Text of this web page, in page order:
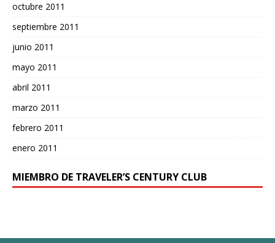
octubre 2011
septiembre 2011
junio 2011
mayo 2011
abril 2011
marzo 2011
febrero 2011
enero 2011
MIEMBRO DE TRAVELER’S CENTURY CLUB